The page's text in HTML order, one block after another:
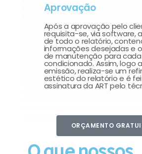
Aprovação
Após a aprovação pelo
requisita-se, via software,
de todo o relatório,
informações desejadas e
de manutenção para
condicionado. Assim, logo
emissão, realiza-se um
estético do relatório e é
assinatura da ART pelo
ORÇAMENTO